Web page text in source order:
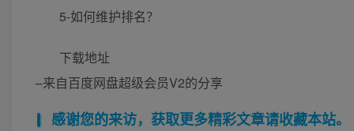
5-如何维护排名？
下载地址
–来自百度网盘超级会员V2的分享
感谢您的来访，获取更多精彩文章请收藏本站。